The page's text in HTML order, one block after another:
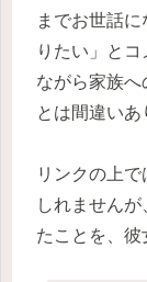
までお世話
りたい」と
ながら家族へ
とは間違いあ
リンクの上
しれません
たことを、彼